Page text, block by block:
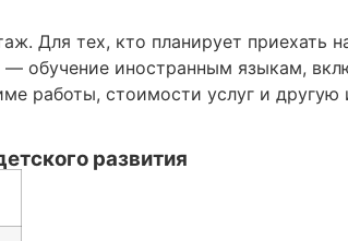
Для тех, кто планирует приехать
обучение иностранным языкам,
работы, стоимости услуг и
развития